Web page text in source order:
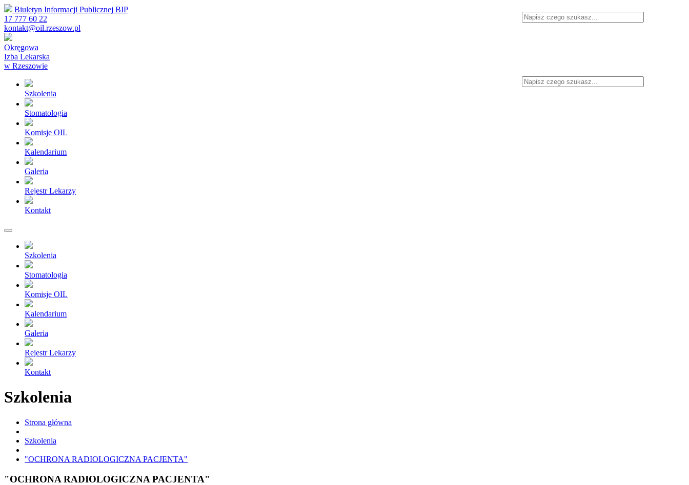
Biuletyn Informacji Publicznej BIP
17 777 60 22
kontakt@oil.rzeszow.pl
Okręgowa
Izba Lekarska
w Rzeszowie
Szkolenia
Stomatologia
Komisje OIL
Kalendarium
Galeria
Rejestr Lekarzy
Kontakt
Szkolenia
Stomatologia
Komisje OIL
Kalendarium
Galeria
Rejestr Lekarzy
Kontakt
Szkolenia
Strona główna
Szkolenia
"OCHRONA RADIOLOGICZNA PACJENTA"
"OCHRONA RADIOLOGICZNA PACJENTA"